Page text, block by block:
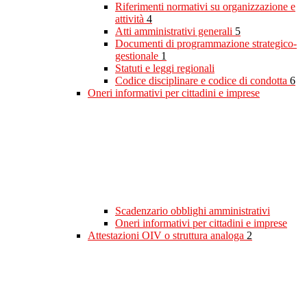
Riferimenti normativi su organizzazione e
attività 4
Atti amministrativi generali 5
Documenti di programmazione strategico-
gestionale 1
Statuti e leggi regionali
Codice disciplinare e codice di condotta 6
Oneri informativi per cittadini e imprese
Scadenzario obblighi amministrativi
Oneri informativi per cittadini e imprese
Attestazioni OIV o struttura analoga 2